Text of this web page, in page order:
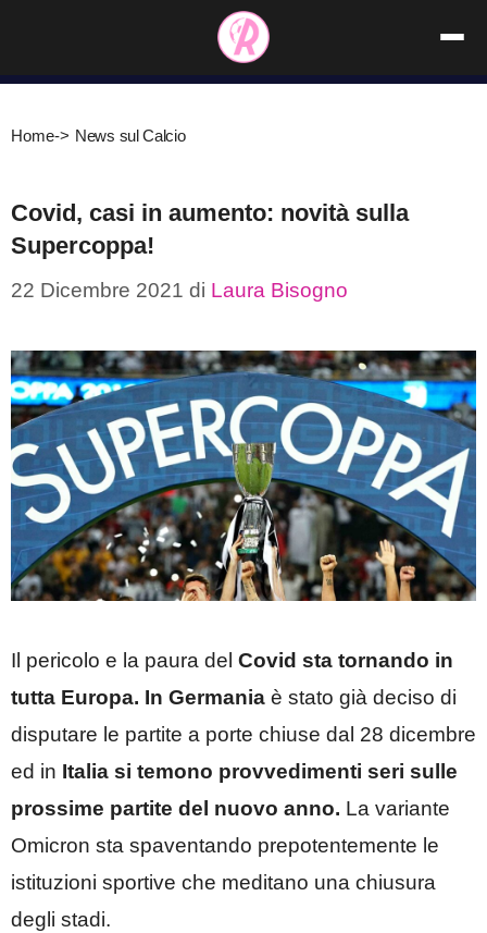
contenuto
Home-> News sul Calcio
Covid, casi in aumento: novità sulla
Supercoppa!
22 Dicembre 2021 di Laura Bisogno
Il pericolo e la paura del Covid sta tornando in
tutta Europa. In Germania è stato già deciso di
disputare le partite a porte chiuse dal 28 dicembre
ed in Italia si temono provvedimenti seri sulle
prossime partite del nuovo anno. La variante
Omicron sta spaventando prepotentemente le
istituzioni sportive che meditano una chiusura
degli stadi.